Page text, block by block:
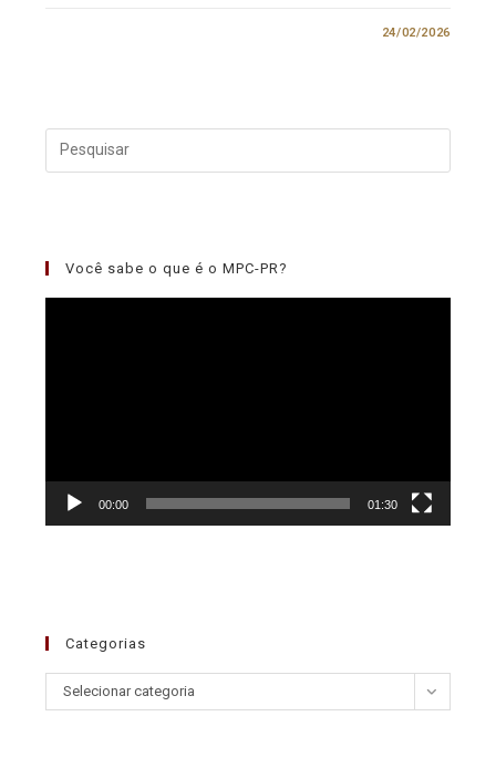
24/02/2026
Você sabe o que é o MPC-PR?
00:00 01:30
Categorias
Selecionar categoria